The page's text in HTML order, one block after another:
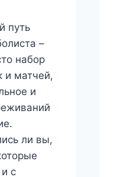
путь
–
набор
и матчей,
и
ли вы,
с